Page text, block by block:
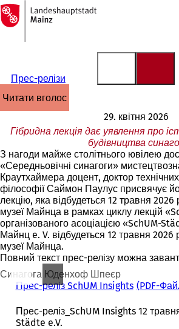
Перейти до змісту
На
головну
сторінку
Прес-релізи
читати вголос
29. квітня 2026
Гібридна лекція дає уявлення про
будівництва
З нагоди майже столітнього ювілею
«Середньовічні синагоги»
Краутхаймера доцент, доктор
філософії Саймон Паулус присвячує
лекцію, яка відбудеться 12 травня
музеї Майнца в рамках циклу лекцій
організованого асоціацією «SchUM-
Майнц e. V. відбудеться 12 травня
музеї Майнца.
Повний текст прес-релізу можна
Синагога Юденхоф Шпеєр
Прес-реліз SchUM Insights
PDF-
Прес-реліз_SchUM Insights 12
Städte e.V.